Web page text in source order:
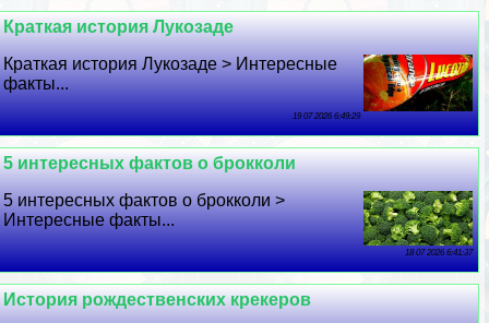
Краткая история Лукозаде
Краткая история Лукозаде > Интересные
факты...
19 07 2026 6:49:29
5 интересных фактов о брокколи
5 интересных фактов о брокколи >
Интересные факты...
18 07 2026 6:41:37
История рождественских крекеров